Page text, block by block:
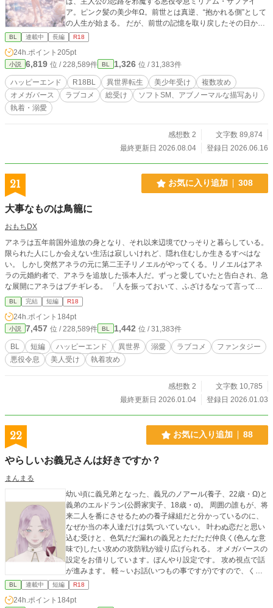
ア。ピンク髪の美少年Ω。前世とは真逆、“抱かれる側”として
の人生が始まる。 だが、前世の記憶を取り戻したその日か
ら、世界は少しずつ歪み始める。 主人公セオドール・パー
ル。 氷の第一王子ルクス・ダイヤモンド。 紅髪の星術師アス
テル・ルビー。 寡黙な騎士レオン・エメラルド。 そして、ま
だ見ぬ隠れキャラたち。 宝石の名を持つ美形たちに囲まれな
がらも、空気を読まず、欲望に忠実に突き進む悪役令息ミリ
アム。 これは、本人だけがやたら楽しそうなまま、愛と執着
と狂気のど真ん中へ突っ込んでいく、異世界転生BLコメデ
ラ登場、そしてラスボスの正体判明。Rシーンも大幅増量。
本編では語られなかった、「なぜ彼が悪役令息になったの
か」という過去。 監禁されていることにも気づかぬまま、溺
愛され続ける“その後”の未来まで。 甘さと狂気が溶け合う、
HPP（Happy・Prime・Prison）エンドをお楽しみください。
BL 連載中 長編 R18
24h.ポイント 205pt
小説 6,819 位 / 228,589件 BL 1,326 位 / 31,383件
ハッピーエンド R18BL 異世界転生 美少年受け
複数攻め
オメガバース
ラブコメ 総受け
ソフトSM、アブノーマルな描写あり
執着・溺愛
感想数 2
文字数 89,874
最終更新日 2026.08.04
登録日 2026.06.16
21 お気に入り追加 308
大事なものは鳥籠に
おもちDX
アネラは五年前国外追放の身となり、それ以来辺境でひっそりと暮らしている。
限られた人にしか会えない生活は寂しいけれど、隠れ住むしか生きるすべはな
い。 しかし突然アネラの元に第二王子リノエルがやってくる。リノエルはアネ
ラの元婚約者で、アネラを追放した張本人だ。ずっと愛していたと告白され、急
な展開にアネラはブチギレる。 「人を振っておいて、ふざけるなって言ってる
んですーーー!!」 事情を抱えた第二王子×追放され逃亡した元貴族 Kindleにて配
信していた『逃げる悪役令息アンソロジー』への寄稿作です。
BL 完結 短編 R18
24h.ポイント 184pt
小説 7,457 位 / 228,589件 BL 1,442 位 / 31,383件
BL 短編 ハッピーエンド 異世界 溺愛 ラブコメ
ファンタジー
悪役令息
美人受け 執着攻め
感想数 2
文字数 10,785
最終更新日 2026.01.04
登録日 2026.01.03
22 お気に入り追加 88
やらしいお義兄さんは好きですか？
まんまる
幼い頃に義兄弟となった、義兄のノアール(養子、22歳・Ω)と
義弟のエルドラン(公爵家実子、18歳・α)。 周囲の誰もが、将
来二人を番にさせるための養子縁組だと分かっているのに、
なぜか当の本人達だけは気づいていない。 叶わぬ恋だと思い
込む受けと、色気だだ漏れの義兄とただただ仲良く(色んな意
味で)したい攻めの攻防戦が繰り広げられる。 オメガバースの
設定をお借りしています。ぼんやり設定です。 攻め視点で話
が進みます。 軽～いお話(いつもの事ですが)ですので、くす
っと笑っていただけたら幸いです。 Rシーンは※付けます。
※画像はpicrewさんよりお借りしました。 Xアカウント(@wa
wawa_o_o_)
BL 連載中 短編 R18
24h.ポイント 184pt